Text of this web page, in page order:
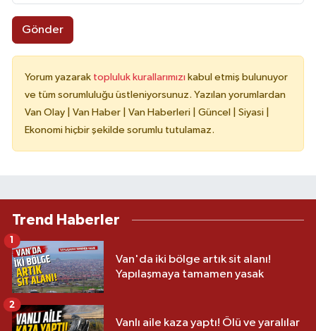
Gönder
Yorum yazarak topluluk kurallarımızı kabul etmiş bulunuyor
ve tüm sorumluluğu üstleniyorsunuz. Yazılan yorumlardan
Van Olay | Van Haber | Van Haberleri | Güncel | Siyasi |
Ekonomi hiçbir şekilde sorumlu tutulamaz.
Trend Haberler
Van'da iki bölge artık sit alanı!
Yapılaşmaya tamamen yasak
Vanlı aile kaza yaptı! Ölü ve yaralılar
2